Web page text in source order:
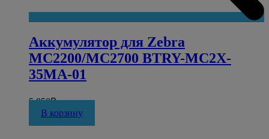
Аккумулятор для Zebra
MC2200/MC2700 BTRY-MC2X-
35MA-01
5 850₽
В корзину